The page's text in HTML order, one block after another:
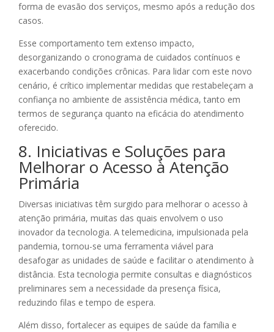
forma de evasão dos serviços, mesmo após a redução dos
casos.
Esse comportamento tem extenso impacto,
desorganizando o cronograma de cuidados contínuos e
exacerbando condições crônicas. Para lidar com este novo
cenário, é crítico implementar medidas que restabeleçam a
confiança no ambiente de assistência médica, tanto em
termos de segurança quanto na eficácia do atendimento
oferecido.
8. Iniciativas e Soluções para
Melhorar o Acesso à Atenção
Primária
Diversas iniciativas têm surgido para melhorar o acesso à
atenção primária, muitas das quais envolvem o uso
inovador da tecnologia. A telemedicina, impulsionada pela
pandemia, tornou-se uma ferramenta viável para
desafogar as unidades de saúde e facilitar o atendimento à
distância. Esta tecnologia permite consultas e diagnósticos
preliminares sem a necessidade da presença física,
reduzindo filas e tempo de espera.
Além disso, fortalecer as equipes de saúde da família e